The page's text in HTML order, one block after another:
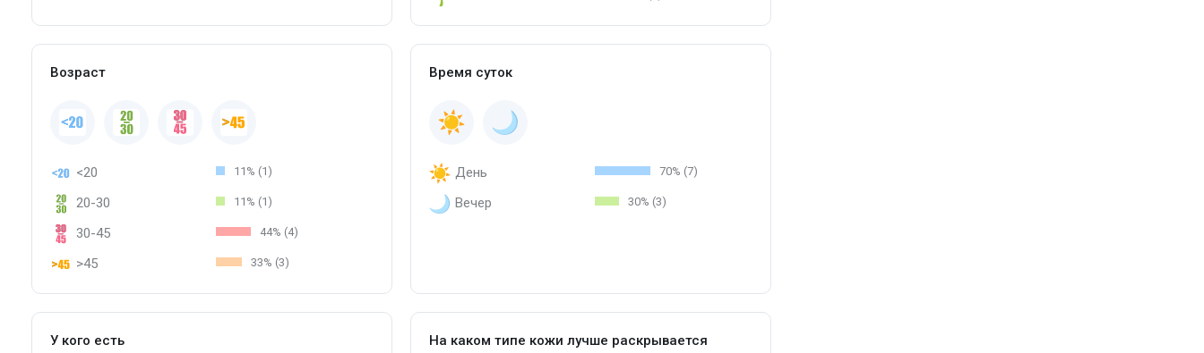
Возраст
<20 11% (1)
20-30 11% (1)
30-45 44% (4)
>45 33% (3)
Время суток
День 70% (7)
Вечер 30% (3)
У кого есть На каком типе кожи лучше раскрывается